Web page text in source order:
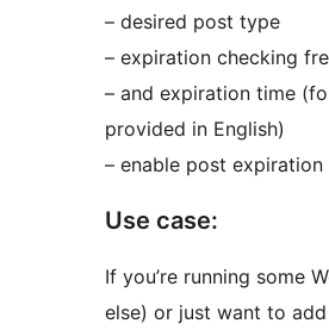
– desired post type
– expiration checking
– and expiration time
provided in English)
– enable post
Use case:
If you’re running some
else) or just want to